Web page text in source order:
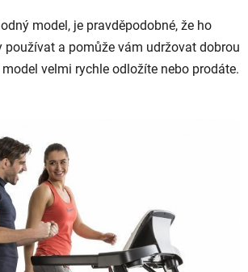
model, je pravděpodobné, že ho
používat a pomůže vám udržovat dobrou
velmi rychle odložíte nebo prodáte.